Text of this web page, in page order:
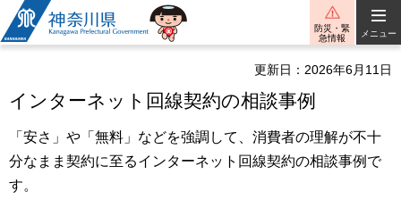
神奈川県
防災・緊
急情報
メニュー
更新日：2026年6月11日
インターネット回線契約の相談事例
「安さ」や「無料」などを強調して、消費者の理解が不十
分なまま契約に至るインターネット回線契約の相談事例で
す。